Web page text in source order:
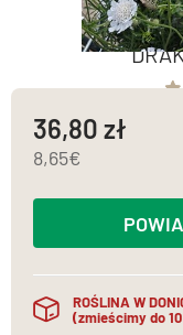
36,80
8,65
ROŚLINA W
(zmieścimy do